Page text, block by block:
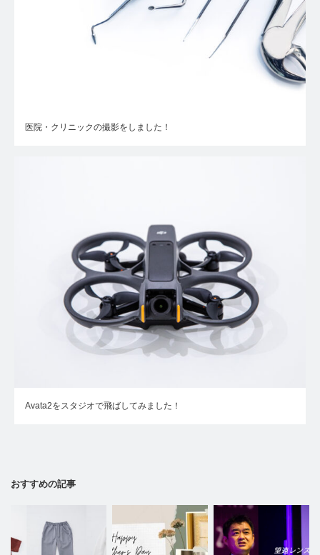
医院・クリニックの撮影をしました！
Avata2をスタジオで飛ばしてみました！
おすすめの記事